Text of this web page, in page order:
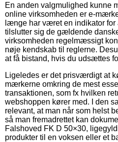
En anden valgmulighed kunne
online virksomheden er e-
længe har været en indikator for
tilslutter sig de gældende
virksomheden regelmæssigt
nøje kendskab til reglerne.
at få bistand, hvis du udsættes
Ligeledes er det prisværdigt at
mærkerne omkring de mest
transaktionen, som fx hvilken
webshoppen kører med. I den
relevant, at man når som helst
så man fremadrettet kan
Falshoved FK D 50×30,
produkter til en voksen eller et